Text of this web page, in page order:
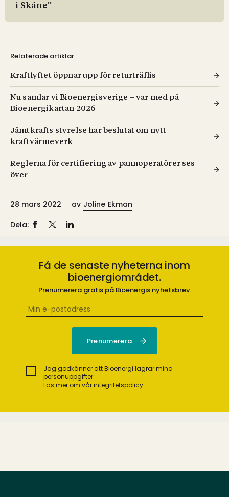
i Skåne”
Relaterade artiklar
Kraftlyftet öppnar upp för returträflis
Nu samlar vi Bioenergisverige – var med på
Bioenergikartan 2026
Jämtkrafts styrelse har beslutat om nytt
kraftvärmeverk
Reglerna för certifiering av pannoperatörer ses
över
28 mars 2022 av Joline Ekman
Dela:
Få de senaste nyheterna inom
bioenergiområdet.
Prenumerera gratis på Bioenergis nyhetsbrev.
Jag godkänner att Bioenergi lagrar mina
personuppgifter.
Läs mer om vår integritetspolicy